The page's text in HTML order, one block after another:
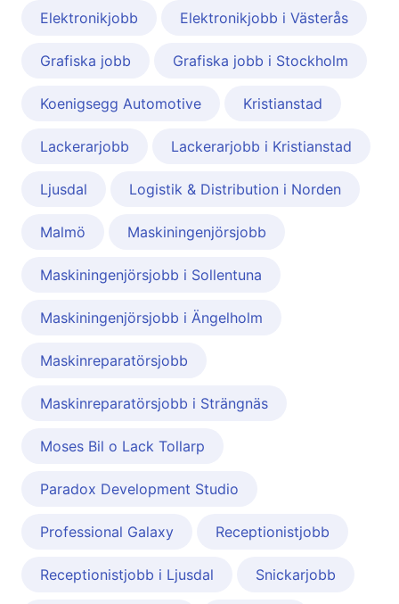
Elektronikjobb Elektronikjobb i Västerås
Grafiska jobb Grafiska jobb i Stockholm
Koenigsegg Automotive Kristianstad
Lackerarjobb Lackerarjobb i Kristianstad
Ljusdal Logistik & Distribution i Norden
Malmö Maskiningenjörsjobb
Maskiningenjörsjobb i Sollentuna
Maskiningenjörsjobb i Ängelholm
Maskinreparatörsjobb
Maskinreparatörsjobb i Strängnäs
Moses Bil o Lack Tollarp
Paradox Development Studio
Professional Galaxy Receptionistjobb
Receptionistjobb i Ljusdal Snickarjobb